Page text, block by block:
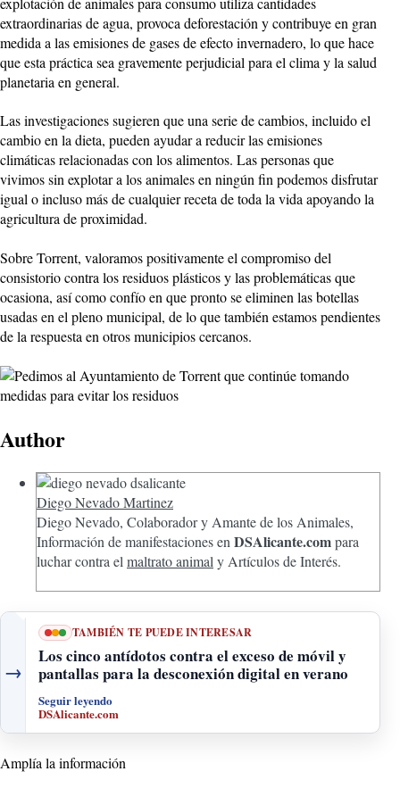
extraordinarias de agua, provoca deforestación y contribuye en gran
medida a las emisiones de gases de efecto invernadero, lo que hace
que esta práctica sea gravemente perjudicial para el clima y la salud
planetaria en general.
Las investigaciones sugieren que una serie de cambios, incluido el
cambio en la dieta, pueden ayudar a reducir las emisiones
climáticas relacionadas con los alimentos. Las personas que
vivimos sin explotar a los animales en ningún fin podemos disfrutar
igual o incluso más de cualquier receta de toda la vida apoyando la
agricultura de proximidad.
Sobre Torrent, valoramos positivamente el compromiso del
consistorio contra los residuos plásticos y las problemáticas que
ocasiona, así como confío en que pronto se eliminen las botellas
usadas en el pleno municipal, de lo que también estamos pendientes
de la respuesta en otros municipios cercanos.
Author
Diego Nevado Martinez
Diego Nevado, Colaborador y Amante de los Animales,
Información de manifestaciones en DSAlicante.compara
luchar contra el maltrato animal y Artículos de Interés.
→
TAMBIÉN TE PUEDE INTERESAR
Los cinco antídotos contra el exceso de móvil y
pantallas para la desconexión digital en verano
Seguir leyendo
DSAlicante.com
Amplía la información